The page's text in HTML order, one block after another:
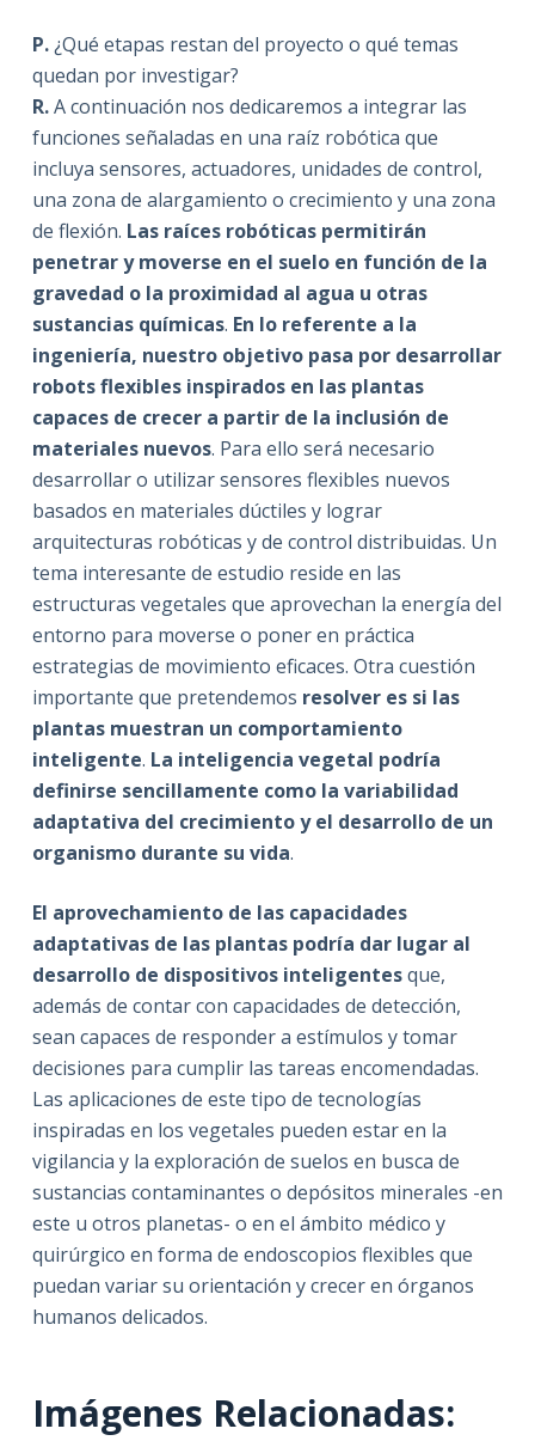
P.¿Qué etapas restan del proyecto o qué temas
quedan por investigar?
R.A continuación nos dedicaremos a integrar las
funciones señaladas en una raíz robótica que
incluya sensores, actuadores, unidades de control,
una zona de alargamiento o crecimiento y una zona
de flexión. Las raíces robóticas permitirán
penetrar y moverse en el suelo en función de la
gravedad o la proximidad al agua u otras
sustancias químicas. En lo referente a la
ingeniería, nuestro objetivo pasa por desarrollar
robots flexibles inspirados en las plantas
capaces de crecer a partir de la inclusión de
materiales nuevos. Para ello será necesario
desarrollar o utilizar sensores flexibles nuevos
basados en materiales dúctiles y lograr
arquitecturas robóticas y de control distribuidas. Un
tema interesante de estudio reside en las
estructuras vegetales que aprovechan la energía del
entorno para moverse o poner en práctica
estrategias de movimiento eficaces. Otra cuestión
importante que pretendemos resolver es si las
plantas muestran un comportamiento
inteligente. La inteligencia vegetal podría
definirse sencillamente como la variabilidad
adaptativa del crecimiento y el desarrollo de un
organismo durante su vida.
El aprovechamiento de las capacidades
adaptativas de las plantas podría dar lugar al
desarrollo de dispositivos inteligentesque,
además de contar con capacidades de detección,
sean capaces de responder a estímulos y tomar
decisiones para cumplir las tareas encomendadas.
Las aplicaciones de este tipo de tecnologías
inspiradas en los vegetales pueden estar en la
vigilancia y la exploración de suelos en busca de
sustancias contaminantes o depósitos minerales -en
este u otros planetas- o en el ámbito médico y
quirúrgico en forma de endoscopios flexibles que
puedan variar su orientación y crecer en órganos
humanos delicados.
Imágenes Relacionadas: